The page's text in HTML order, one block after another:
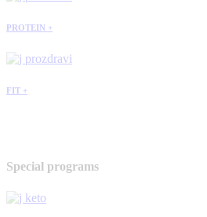
PROTEIN +
FIT +
Special programs